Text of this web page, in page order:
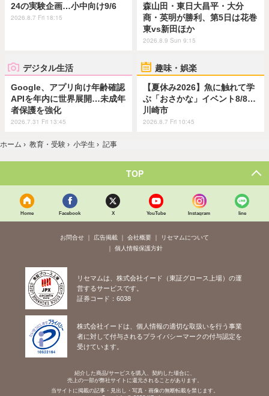
24の実験企画…小中向け9/6
2026.8.7 Fri 18:15
森山田・東日大昌平・大分
商・英明が勝利、第5日は花巻
東vs新田ほか
2026.8.9 Sun 9:15
デジタル生活
Google、アプリ向け年齢確認
APIを年内に世界展開…未成年
者保護を強化
2026.7.31 Fri 13:45
趣味・娯楽
【夏休み2026】魚に触れて学
ぶ「おさかな」イベント8/8…
川崎市
2026.8.7 Fri 10:45
ホーム › 教育・受験 › 小学生 › 記事
TOP
Home Facebook X YouTube Instagram line
お問合せ 広告掲載 会社概要
リセマムについて
個人情報保護方針
リセマムは、株式会社イード（東証グロース上場）の運
営するサービスです。
証券コード：6038
株式会社イードは、個人情報の適切な取扱いを行う事業
者に対して付与されるプライバシーマークの付与認定を
受けています。
紹介した商品/サービスを購入、契約した場合に、
売上の一部が弊社サイトに還元されることがあります。
当サイトに掲載の記事・見出し・写真・画像の無断転載を禁じます。